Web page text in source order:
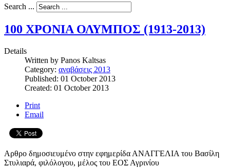
Search ...
100 ΧΡΟΝΙΑ ΟΛΥΜΠΟΣ (1913-2013)
Details
Written by Panos Kaltsas
Category: αναβάσεις 2013
Published: 01 October 2013
Created: 01 October 2013
Print
Email
Αρθρο δημοσιευμένο στην εφημερίδα ΑΝΑΓΓΕΛΙΑ του Βασίλη
Στυλιαρά, φιλόλογου, μέλος του ΕΟΣ Αγρινίου